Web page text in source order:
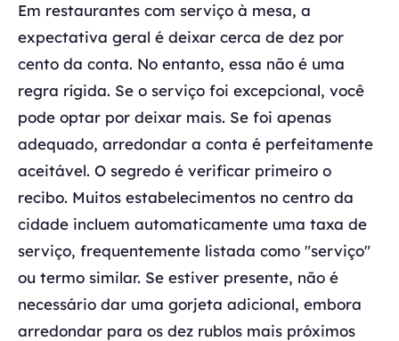
Em restaurantes com serviço à mesa, a
expectativa geral é deixar cerca de dez por
cento da conta. No entanto, essa não é uma
regra rígida. Se o serviço foi excepcional, você
pode optar por deixar mais. Se foi apenas
adequado, arredondar a conta é perfeitamente
aceitável. O segredo é verificar primeiro o
recibo. Muitos estabelecimentos no centro da
cidade incluem automaticamente uma taxa de
serviço, frequentemente listada como "serviço"
ou termo similar. Se estiver presente, não é
necessário dar uma gorjeta adicional, embora
arredondar para os dez rublos mais próximos